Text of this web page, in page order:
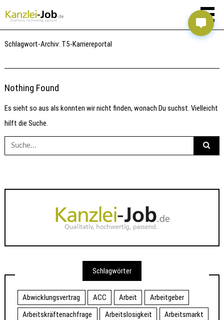
Schlagwort-Archiv: T5-Karriereportal
Nothing Found
Es sieht so aus als konnten wir nicht finden, wonach Du suchst. Vielleicht
hilft die Suche.
Suche
nach:
Schlagwörter
Abwicklungsvertrag ACC Arbeit
Arbeitgeber
Arbeitskräftenachfrage
Arbeitslosigkeit
Arbeitsmarkt